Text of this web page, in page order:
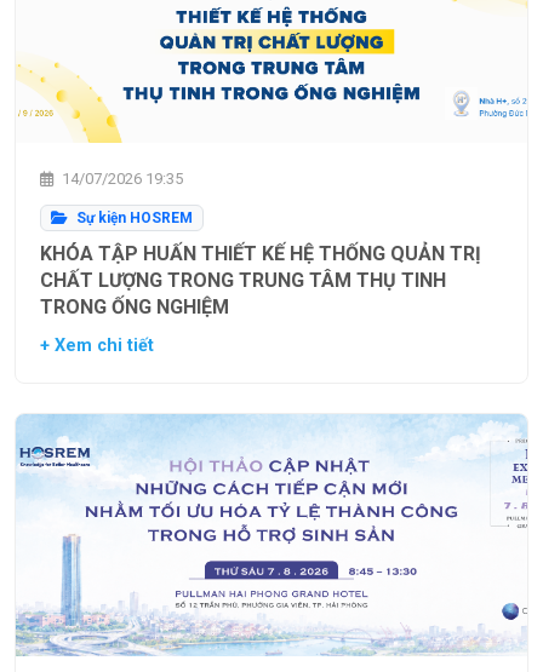
14/07/2026 19:35
Sự kiện HOSREM
KHÓA TẬP HUẤN THIẾT KẾ HỆ THỐNG QUẢN TRỊ
CHẤT LƯỢNG TRONG TRUNG TÂM THỤ TINH
TRONG ỐNG NGHIỆM
+ Xem chi tiết